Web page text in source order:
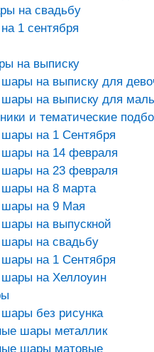
на свадьбу
1 сентября
на выписку
на выписку для
на выписку для
и тематические
на 1 Сентября
на 14 февраля
на 23 февраля
на 8 марта
на 9 Мая
на выпускной
на свадьбу
на 1 Сентября
на Хеллоуин
без рисунка
шары металлик
шары матовые